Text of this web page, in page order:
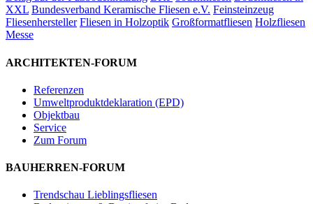
XXL Bundesverband Keramische Fliesen e.V. Feinsteinzeug
Fliesenhersteller Fliesen in Holzoptik Großformatfliesen Holzfliesen
Messe
ARCHITEKTEN-FORUM
Referenzen
Umweltproduktdeklaration (EPD)
Objektbau
Service
Zum Forum
BAUHERREN-FORUM
Trendschau Lieblingsfliesen